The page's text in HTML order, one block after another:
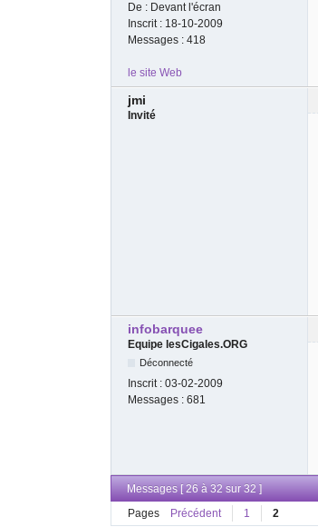
De : Devant l'écran
Inscrit : 18-10-2009
Messages : 418
le site Web
jmi
Invité
infobarquee
Equipe lesCigales.ORG
Déconnecté
Inscrit : 03-02-2009
Messages : 681
Messages [ 26 à 32 sur 32 ]
Pages
Précédent 1 2